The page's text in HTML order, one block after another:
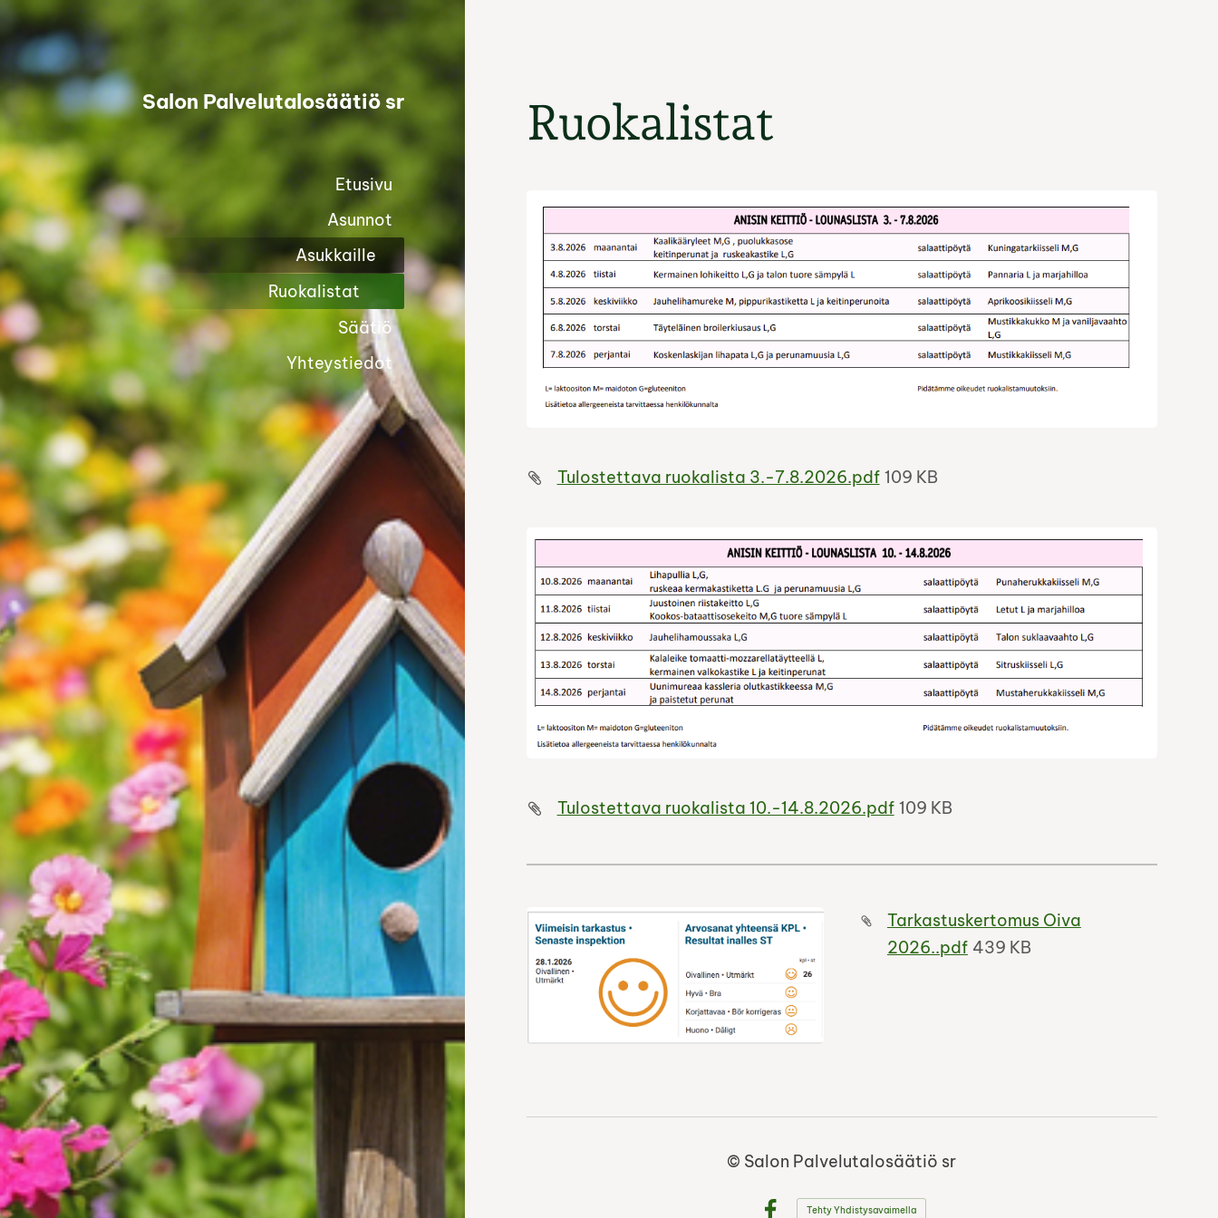
Siirry
sivun
sisältöön
Salon Palvelutalosäätiö sr
Etusivu
Asunnot
Asukkaille
Ruokalistat
Säätiö
Yhteystiedot
Ruokalistat
Tulostettava ruokalista 3.-7.8.2026.pdf 109 KB
Tulostettava ruokalista 10.-14.8.2026.pdf 109 KB
Tarkastuskertomus Oiva
2026..pdf 439 KB
© Salon Palvelutalosäätiö sr
Tehty Yhdistysavaimella